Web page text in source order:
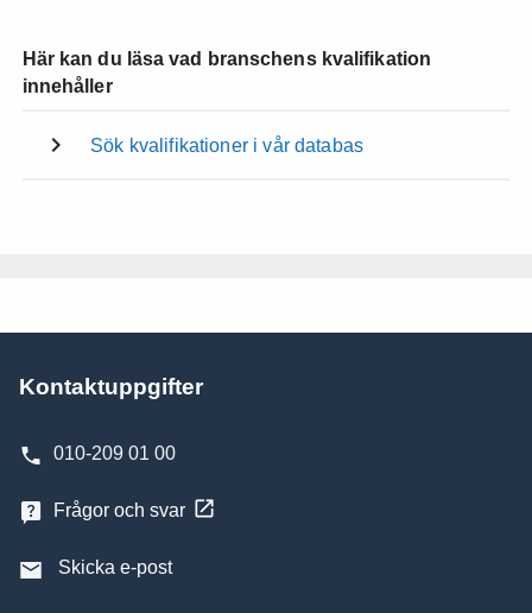
Här kan du läsa vad branschens kvalifikation
innehåller
Sök kvalifikationer i vår databas
Kontaktuppgifter
010-209 01 00
Frågor och svar
Skicka e-post